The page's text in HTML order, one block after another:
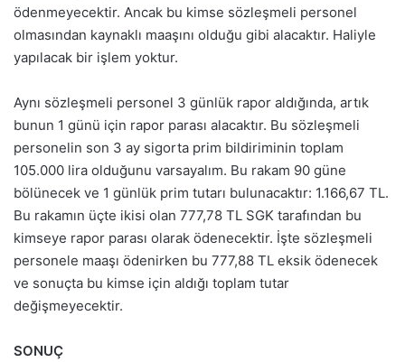
ödenmeyecektir. Ancak bu kimse sözleşmeli personel
olmasından kaynaklı maaşını olduğu gibi alacaktır. Haliyle
yapılacak bir işlem yoktur.
Aynı sözleşmeli personel 3 günlük rapor aldığında, artık
bunun 1 günü için rapor parası alacaktır. Bu sözleşmeli
personelin son 3 ay sigorta prim bildiriminin toplam
105.000 lira olduğunu varsayalım. Bu rakam 90 güne
bölünecek ve 1 günlük prim tutarı bulunacaktır: 1.166,67 TL.
Bu rakamın üçte ikisi olan 777,78 TL SGK tarafından bu
kimseye rapor parası olarak ödenecektir. İşte sözleşmeli
personele maaşı ödenirken bu 777,88 TL eksik ödenecek
ve sonuçta bu kimse için aldığı toplam tutar
değişmeyecektir.
SONUÇ